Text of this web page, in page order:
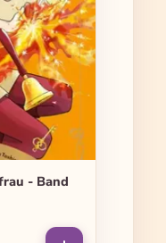
- Band